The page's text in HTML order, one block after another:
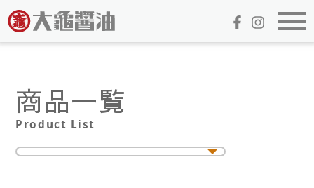
商品一覧
Product List